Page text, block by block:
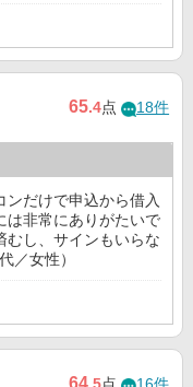
65.4点 18件
ンだけで申込から借入
は非常にありがたいで
むし、サインもいらな
／女性）